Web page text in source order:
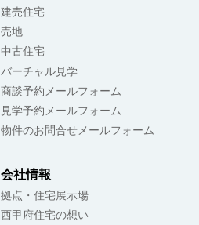
建売住宅
売地
中古住宅
バーチャル見学
商談予約メールフォーム
見学予約メールフォーム
物件のお問合せメールフォーム
会社情報
拠点・住宅展示場
西甲府住宅の想い